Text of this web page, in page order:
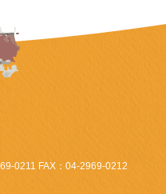
0211 FAX：04-2969-0212